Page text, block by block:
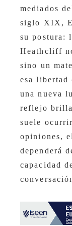
mediados
siglo XIX,
su postura:
Heathcliff
sino un
esa libertad
una nueva
reflejo
suele
opiniones,
dependerá
capacidad